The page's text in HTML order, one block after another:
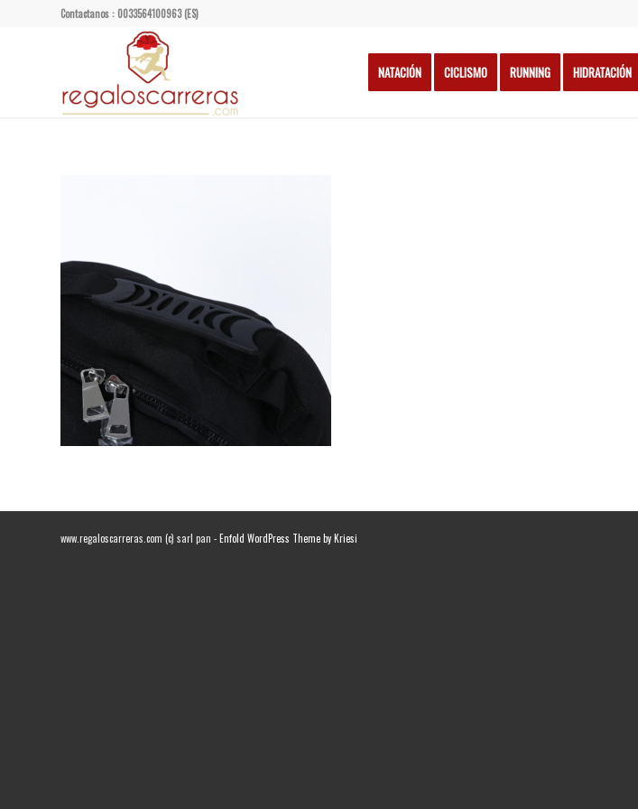
Contactanos : 0033564100963 (ES)
NATACIÓN CICLISMO RUNNING HIDRATACIÓN
www.regaloscarreras.com (c) sarl pan -Enfold WordPress Theme by Kriesi